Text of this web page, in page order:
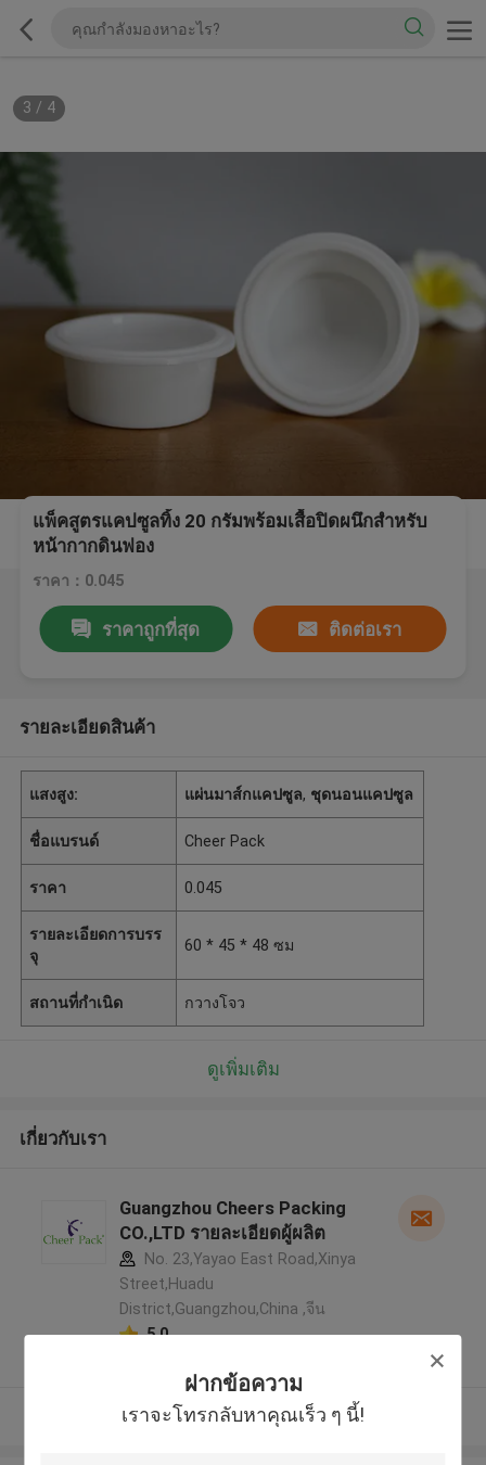
ฝากข้อความ
เราจะโทรกลับหาคุณเร็ว ๆ นี้!
3 / 4
แพ็คสูตรแคปซูลทิ้ง 20 กรัมพร้อมเสื้อปิดผนึกสำหรับ
หน้ากากดินฟอง
ราคา：0.045
ราคาถูกที่สุด ติดต่อเรา
รายละเอียดสินค้า
แสงสูง: แผ่นมาส์กแคปซูล, ชุดนอนแคปซูล
ชื่อแบรนด์ Cheer Pack
ราคา 0.045
รายละเอียดการบรร
จุ
60 * 45 * 48 ซม
สถานที่กำเนิด กวางโจว
ดูเพิ่มเติม
เกี่ยวกับเรา
Guangzhou Cheers Packing
CO.,LTD รายละเอียดผู้ผลิต
No. 23,Yayao East Road,Xinya
Street,Huadu
District,Guangzhou,China ,จีน
5.0
ดูเพิ่มเติม